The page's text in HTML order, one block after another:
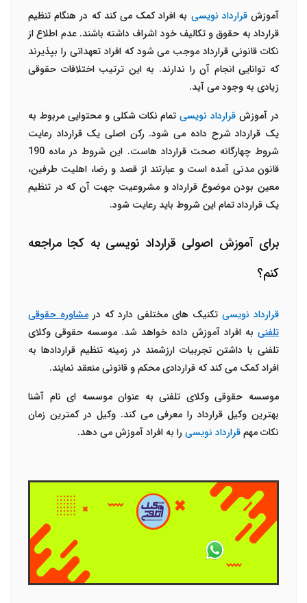
آموزشقرارداد نویسی به افراد کمک می کند که در هنگام تنظیم
قرارداد به حقوق و تکالیف خود اشراف داشته باشند. عدم اطلاع از
نکات قانونی قرارداد موجب می شود که افراد تعهداتی را بپذیرند
که توانایی انجام آن را ندارند. به این ترتیب اختلافات حقوقی
زیادی به وجود می آید.
در آموزش قرارداد نویسیتمام نکات شکلی و محتوایی مربوط به
یک قرارداد شرح داده می شود. رکن اصلی یک قرارداد رعایت
شروط چهارگانه صحت قرارداد هاست. این شروط در ماده 190
قانون مدنی آمده است و عبارتند از قصد و رضا، اهلیت طرفین،
معین بودن موضوع قرارداد و مشروعیت جهت آن که در تنظیم
یک قرارداد تمام این شروط باید رعایت شود.
برای آموزش اصولی قرارداد نویسی به کجا مراجعه
کنم؟
قرارداد نویسی تکنیک های مختلفی دارد که در مشاوره حقوقی
تلفنی به افراد آموزش داده خواهد شد. موسسه حقوقی وکلای
تلفنی با داشتن تجربیات ارزشمند در زمینه تنظیم قراردادها به
افراد کمک می کند که قراردادی محکم و قانونی منعقد نمایند.
موسسه حقوقی وکلای تلفنی به عنوان موسسه ای نام آشنا
بهترین وکیل قرارداد را معرفی می کند. وکیل در کمترین زمان
نکات مهمقرارداد نویسیرا به افراد آموزش می دهد.